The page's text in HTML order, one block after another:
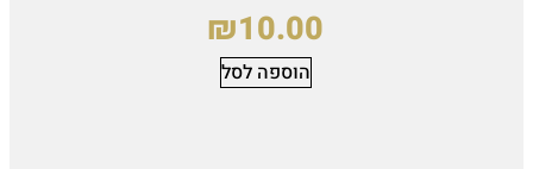
₪10.00
הוספה לסל